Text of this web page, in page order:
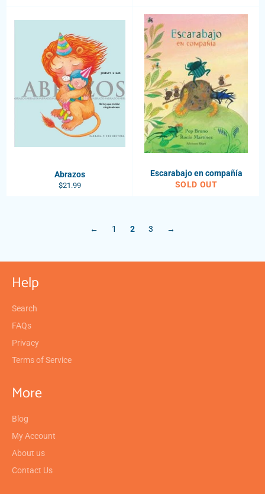
Abrazos
Regular
$21.99
Escarabajo en compañía
SOLD OUT
← 1 2 3 →
Help
Search
FAQs
Privacy
Terms of Service
More
Blog
My Account
About us
Contact Us